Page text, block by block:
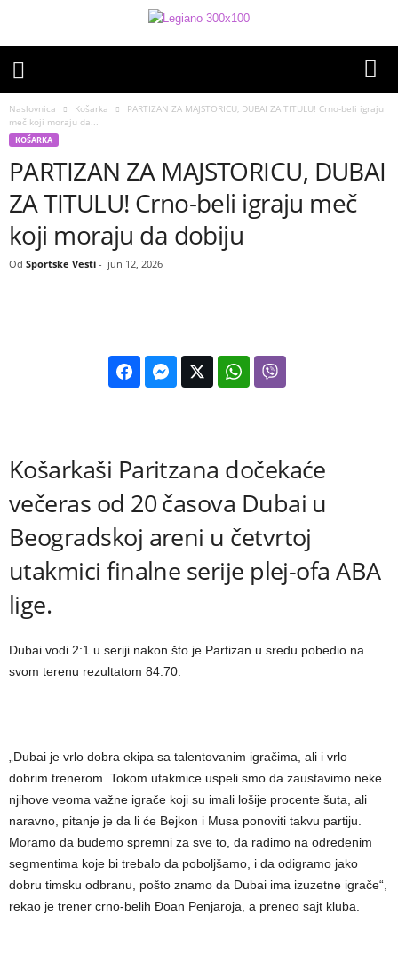
Naslovnica Košarka
PARTIZAN ZA MAJSTORICU, DUBAI ZA TITULU! Crno-beli igraju
meč koji moraju da...
KOŠARKA
PARTIZAN ZA MAJSTORICU, DUBAI
ZA TITULU! Crno-beli igraju meč
koji moraju da dobiju
Od Sportske Vesti - jun 12, 2026
Košarkaši Paritzana dočekaće
večeras od 20 časova Dubai u
Beogradskoj areni u četvrtoj
utakmici finalne serije plej-ofa ABA
lige.
Dubai vodi 2:1 u seriji nakon što je Partizan u sredu pobedio na
svom terenu rezultatom 84:70.
„Dubai je vrlo dobra ekipa sa talentovanim igračima, ali i vrlo
dobrim trenerom. Tokom utakmice uspeli smo da zaustavimo neke
njihove veoma važne igrače koji su imali lošije procente šuta, ali
naravno, pitanje je da li će Bejkon i Musa ponoviti takvu partiju.
Moramo da budemo spremni za sve to, da radimo na određenim
segmentima koje bi trebalo da poboljšamo, i da odigramo jako
dobru timsku odbranu, pošto znamo da Dubai ima izuzetne igrače“,
rekao je trener crno-belih Đoan Penjaroja, a preneo sajt kluba.